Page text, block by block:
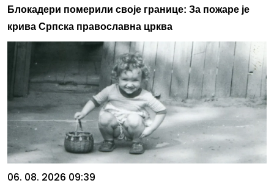
Блокадери померили своје границе: За пожаре је
крива Српска православна црква
06. 08. 2026 09:39